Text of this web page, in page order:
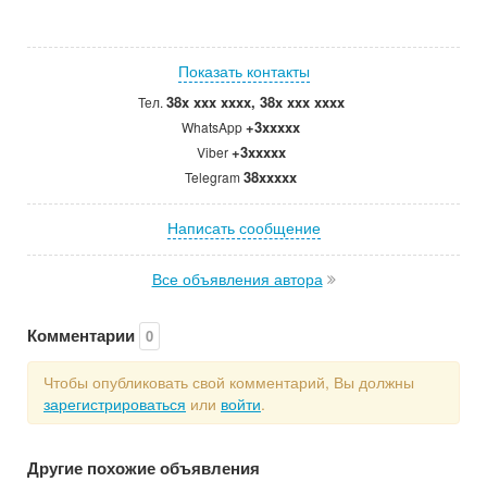
Показать контакты
Тел.38x xxx xxxx, 38x xxx xxxx
WhatsApp+3xxxxx
Viber+3xxxxx
Telegram 38xxxxx
Написать сообщение
Все объявления автора
Комментарии 0
Чтобы опубликовать свой комментарий, Вы должны
зарегистрироваться или войти.
Другие похожие объявления